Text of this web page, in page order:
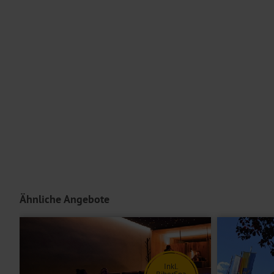
Für aktive Gäste bietet die Umgebung zahlreiche Möglichkeiten,
erlebnisreichen Stunden in den Bergen lädt eine gemütliche
Fahrrad stehen praktische Abstellmöglichkeiten zur Verfügung,
Mit dem Aufzug erreichen Sie bequem alle Etagen Ihres Hotels.
Ähnliche Angebote
Inkl.